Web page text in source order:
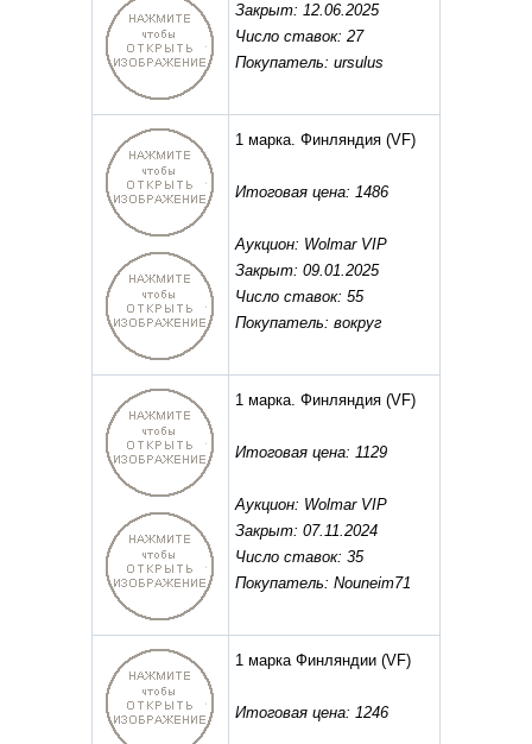
Закрыт: 12.06.2025
Число ставок: 27
Покупатель: ursulus
1 марка. Финляндия (VF)
Итоговая цена: 1486
Аукцион: Wolmar VIP
Закрыт: 09.01.2025
Число ставок: 55
Покупатель: вокруг
1 марка. Финляндия (VF)
Итоговая цена: 1129
Аукцион: Wolmar VIP
Закрыт: 07.11.2024
Число ставок: 35
Покупатель: Nouneim71
1 марка Финляндии (VF)
Итоговая цена: 1246